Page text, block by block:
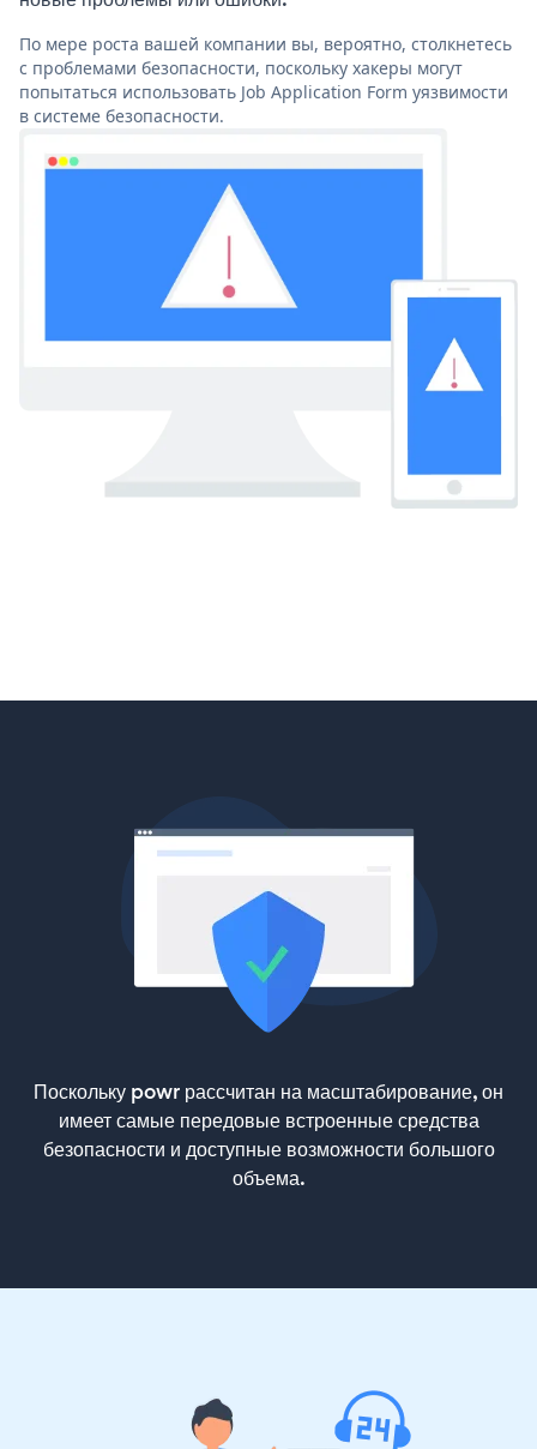
По мере роста вашей компании вы, вероятно, столкнетесь
с проблемами безопасности, поскольку хакеры могут
попытаться использовать Job Application Form уязвимости
в системе безопасности.
Поскольку powr рассчитан на масштабирование, он
имеет самые передовые встроенные средства
безопасности и доступные возможности большого
объема.